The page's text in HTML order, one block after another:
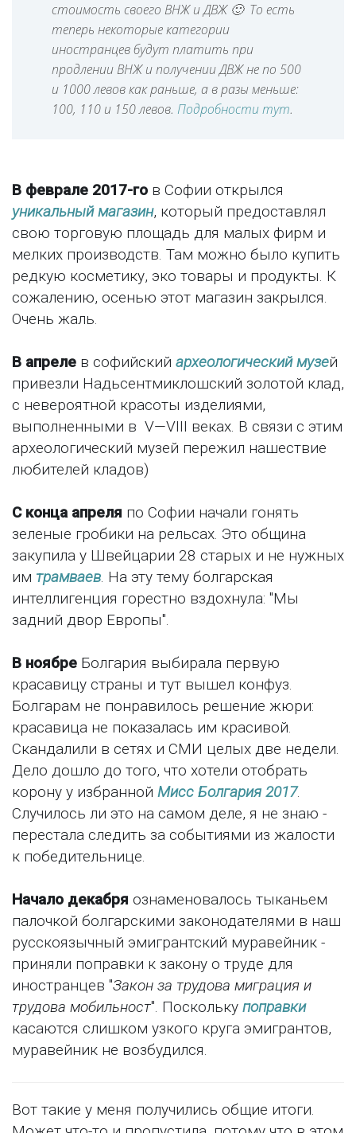
стоимость своего ВНЖ и ДВЖ 🙂 То есть
теперь некоторые категории
иностранцев будут платить при
продлении ВНЖ и получении ДВЖ не по 500
и 1000 левов как раньше, а в разы меньше:
100, 110 и 150 левов. Подробности тут.
В феврале 2017-го в Софии открылся
уникальный магазин, который предоставлял
свою торговую площадь для малых фирм и
мелких производств. Там можно было купить
редкую косметику, эко товары и продукты. К
сожалению, осенью этот магазин закрылся.
Очень жаль.
В апреле в софийский археологический музей
привезли Надьсентмиклошский золотой клад,
с невероятной красоты изделиями,
выполненными в V—VIII веках. В связи с этим
археологический музей пережил нашествие
любителей кладов)
С конца апреля по Софии начали гонять
зеленые гробики на рельсах. Это община
закупила у Швейцарии 28 старых и не нужных
им трамваев. На эту тему болгарская
интеллигенция горестно вздохнула: "Мы
задний двор Европы".
В ноябре Болгария выбирала первую
красавицу страны и тут вышел конфуз.
Болгарам не понравилось решение жюри:
красавица не показалась им красивой.
Скандалили в сетях и СМИ целых две недели.
Дело дошло до того, что хотели отобрать
корону у избранной Мисс Болгария 2017.
Случилось ли это на самом деле, я не знаю -
перестала следить за событиями из жалости
к победительнице.
Начало декабря ознаменовалось тыканьем
палочкой болгарскими законодателями в наш
русскоязычный эмигрантский муравейник -
приняли поправки к закону о труде для
иностранцев "Закон за трудова миграция и
трудова мобильност". Поскольку поправки
касаются слишком узкого круга эмигрантов,
муравейник не возбудился.
Вот такие у меня получились общие итоги.